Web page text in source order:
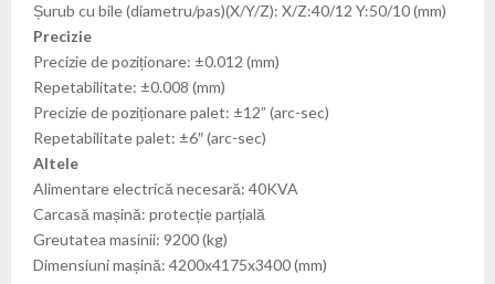
Șurub cu bile (diametru/pas)(X/Y/Z): X/Z:40/12 Y:50/10 (mm)
Precizie
Precizie de poziționare: ±0.012 (mm)
Repetabilitate: ±0.008 (mm)
Precizie de poziționare palet: ±12” (arc-sec)
Repetabilitate palet: ±6″ (arc-sec)
Altele
Alimentare electrică necesară: 40KVA
Carcasă mașină: protecție parțială
Greutatea masinii: 9200 (kg)
Dimensiuni mașină: 4200x4175x3400 (mm)